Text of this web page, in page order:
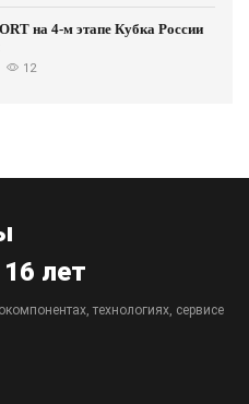
на 4-м этапе Кубка России
12
технологиях, сервисе